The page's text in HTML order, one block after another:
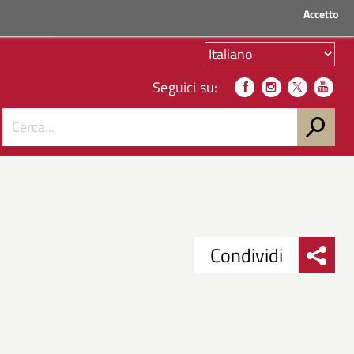
Accetto
Seguici su:
Condividi